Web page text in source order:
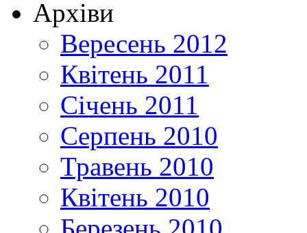
Архіви
Вересень 2012
Квітень 2011
Січень 2011
Серпень 2010
Травень 2010
Квітень 2010